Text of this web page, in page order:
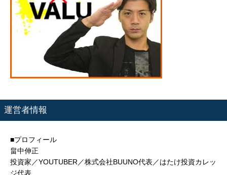
運営者情報
■プロフィール
畠中伸正
投資家／YOUTUBER／株式会社BUUNO代表／はたけ投資カレッ
ジ代表